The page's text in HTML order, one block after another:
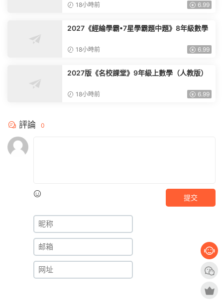
18小時前 6.99
2027《經綸學霸•7星學霸題中題》8年級數學
18小時前 6.99
2027版《名校課堂》9年級上數學（人教版）
18小時前 6.99
評論 0
提交